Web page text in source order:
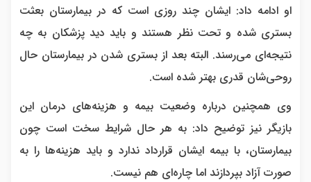
او ادامه داد: ایشان چند روزی است که در بیمارستان بعثت
بستری شده و تحت نظر هستند و باید دید پزشکان به چه
نتیجه‌ای می‌رسند. البته بعد از بستری شدن در بیمارستان حال
روحی‌شان قدری بهتر شده است.
وی همچنین درباره وضعیت بیمه و هزینه‌های درمان این
بازیگر نیز توضیح داد: به هر حال شرایط سخت است چون
بیمارستان، با بیمه ایشان قرارداد ندارد و باید هزینه‌ها را به
صورت آزاد بپردازند اما چاره‌ای هم نیست.